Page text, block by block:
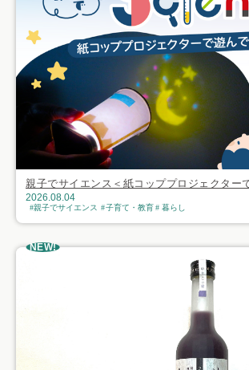
親子でサイエンス＜紙コッププロジェクター
2026.08.04
親子でサイエンス 子育て・教育 暮らし
NEW!